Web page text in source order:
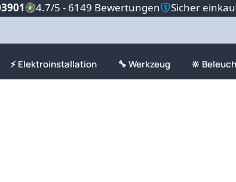
4.7/5 - 6149 Bewertungen Sicher
⚡ Elektroinstallation 🔧 Werkzeug 🔆